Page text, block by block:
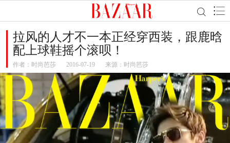
拉风的人才不一本正经穿西装，跟鹿晗
配上球鞋摇个滚呗！
作者： 时尚芭莎 2016-07-19 来源：时尚芭莎